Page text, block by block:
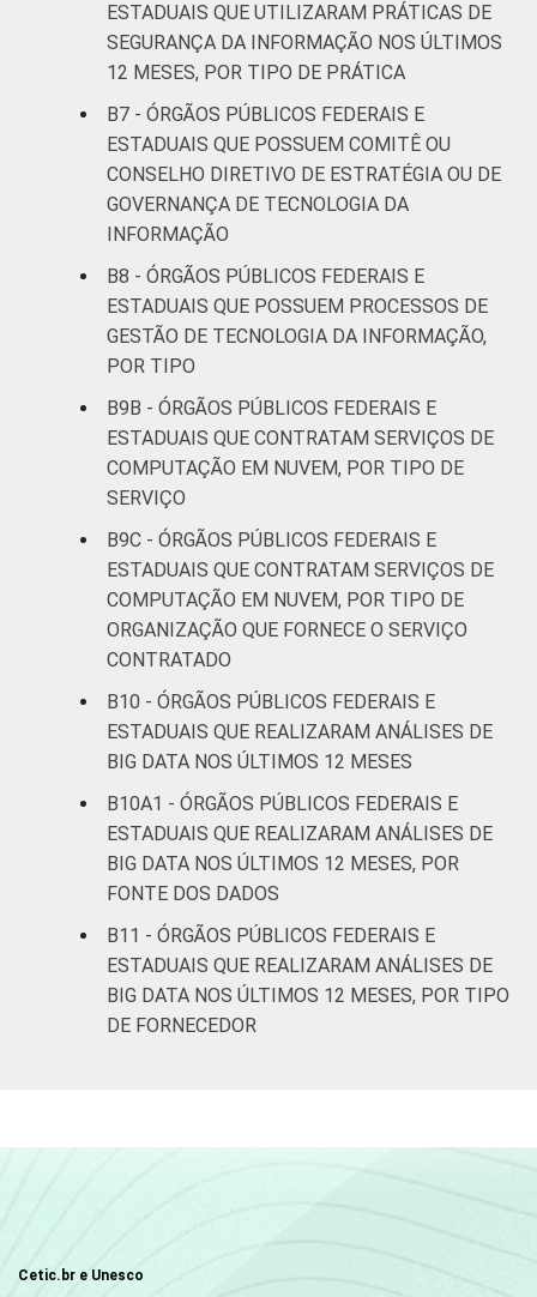
ESTADUAIS QUE UTILIZARAM PRÁTICAS DE
SEGURANÇA DA INFORMAÇÃO NOS ÚLTIMOS
12 MESES, POR TIPO DE PRÁTICA
B7 - ÓRGÃOS PÚBLICOS FEDERAIS E
ESTADUAIS QUE POSSUEM COMITÊ OU
CONSELHO DIRETIVO DE ESTRATÉGIA OU DE
GOVERNANÇA DE TECNOLOGIA DA
INFORMAÇÃO
B8 - ÓRGÃOS PÚBLICOS FEDERAIS E
ESTADUAIS QUE POSSUEM PROCESSOS DE
GESTÃO DE TECNOLOGIA DA INFORMAÇÃO,
POR TIPO
B9B - ÓRGÃOS PÚBLICOS FEDERAIS E
ESTADUAIS QUE CONTRATAM SERVIÇOS DE
COMPUTAÇÃO EM NUVEM, POR TIPO DE
SERVIÇO
B9C - ÓRGÃOS PÚBLICOS FEDERAIS E
ESTADUAIS QUE CONTRATAM SERVIÇOS DE
COMPUTAÇÃO EM NUVEM, POR TIPO DE
ORGANIZAÇÃO QUE FORNECE O SERVIÇO
CONTRATADO
B10 - ÓRGÃOS PÚBLICOS FEDERAIS E
ESTADUAIS QUE REALIZARAM ANÁLISES DE
BIG DATA NOS ÚLTIMOS 12 MESES
B10A1 - ÓRGÃOS PÚBLICOS FEDERAIS E
ESTADUAIS QUE REALIZARAM ANÁLISES DE
BIG DATA NOS ÚLTIMOS 12 MESES, POR
FONTE DOS DADOS
B11 - ÓRGÃOS PÚBLICOS FEDERAIS E
ESTADUAIS QUE REALIZARAM ANÁLISES DE
BIG DATA NOS ÚLTIMOS 12 MESES, POR TIPO
DE FORNECEDOR
Cetic.br e Unesco